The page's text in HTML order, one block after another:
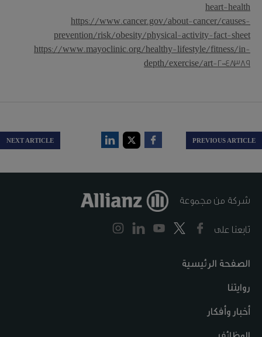
heart-health
https://www.cancer.gov/about-cancer/causes-
prevention/risk/obesity/physical-activity-fact-sheet
https://www.mayoclinic.org/healthy-lifestyle/fitness/in-
depth/exercise/art-20048389
PREVIOUS ARTICLE
NEXT ARTICLE
شركة من مجموعة
تابعنا على
الصفحة الرئيسية
روايتنا
أخبار وأفكار